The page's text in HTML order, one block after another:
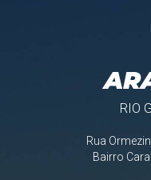
RIO
Rua
Bairro